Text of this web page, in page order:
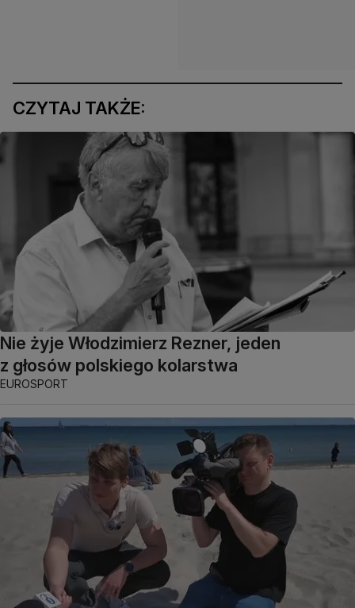
CZYTAJ TAKŻE:
Nie żyje Włodzimierz Rezner, jeden
z głosów polskiego kolarstwa
EUROSPORT